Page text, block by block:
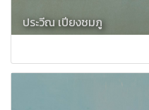
ประวีณ เปียงชมภู